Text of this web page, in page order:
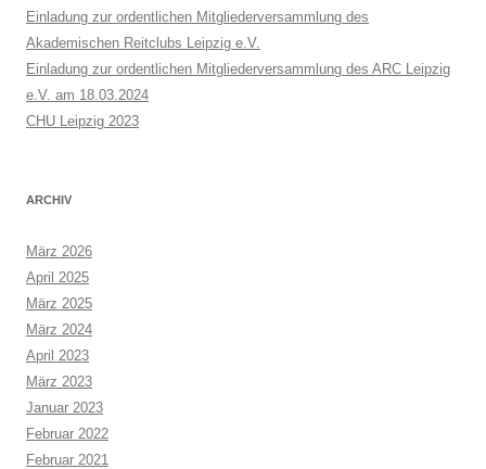
Einladung zur ordentlichen Mitgliederversammlung des
Akademischen Reitclubs Leipzig e.V.
Einladung zur ordentlichen Mitgliederversammlung des ARC Leipzig
e.V. am 18.03.2024
CHU Leipzig 2023
ARCHIV
März 2026
April 2025
März 2025
März 2024
April 2023
März 2023
Januar 2023
Februar 2022
Februar 2021